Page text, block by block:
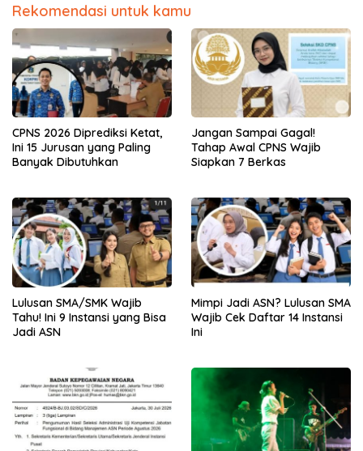
Rekomendasi untuk kamu
CPNS 2026 Diprediksi Ketat,
Ini 15 Jurusan yang Paling
Banyak Dibutuhkan
Jangan Sampai Gagal!
Tahap Awal CPNS Wajib
Siapkan 7 Berkas
Lulusan SMA/SMK Wajib
Tahu! Ini 9 Instansi yang Bisa
Jadi ASN
Mimpi Jadi ASN? Lulusan SMA
Wajib Cek Daftar 14 Instansi
Ini